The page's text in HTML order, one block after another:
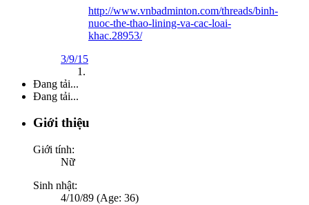
http://www.vnbadminton.com/threads/binh-
nuoc-the-thao-lining-va-cac-loai-
khac.28953/
3/9/15
Đang tải...
Đang tải...
Giới thiệu
Giới tính:
Nữ
Sinh nhật:
4/10/89 (Age: 36)